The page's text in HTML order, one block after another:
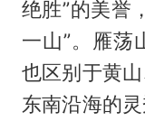
绝胜”的美誉
一山”。雁荡
也区别于黄
东南沿海的